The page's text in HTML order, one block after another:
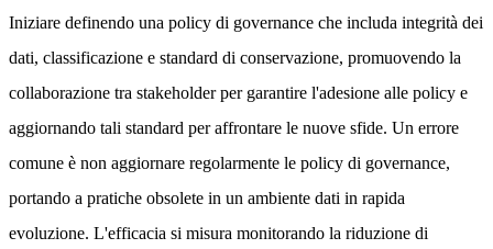
Iniziare definendo una policy di governance che includa integrità dei
dati, classificazione e standard di conservazione, promuovendo la
collaborazione tra stakeholder per garantire l'adesione alle policy e
aggiornando tali standard per affrontare le nuove sfide. Un errore
comune è non aggiornare regolarmente le policy di governance,
portando a pratiche obsolete in un ambiente dati in rapida
evoluzione. L'efficacia si misura monitorando la riduzione di